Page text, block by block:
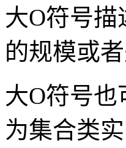
大O符号
的规模或
大O符号
为集合类